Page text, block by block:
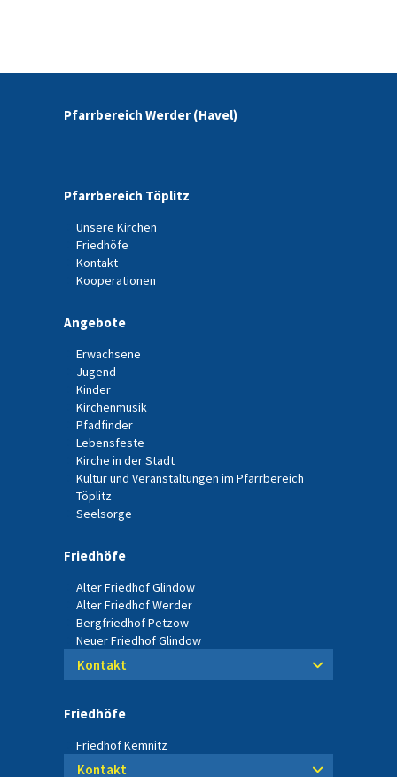
Pfarrbereich Werder (Havel)
Pfarrbereich Töplitz
Unsere Kirchen
Friedhöfe
Kontakt
Kooperationen
Angebote
Erwachsene
Jugend
Kinder
Kirchenmusik
Pfadfinder
Lebensfeste
Kirche in der Stadt
Kultur und Veranstaltungen im Pfarrbereich
Töplitz
Seelsorge
Friedhöfe
Alter Friedhof Glindow
Alter Friedhof Werder
Bergfriedhof Petzow
Neuer Friedhof Glindow
Kontakt
Friedhöfe
Friedhof Kemnitz
Kontakt